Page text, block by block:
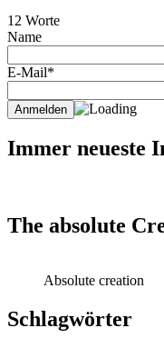
12 Worte
Name
E-Mail*
Immer neueste
The absolute
Absolute creation
Schlagwörter